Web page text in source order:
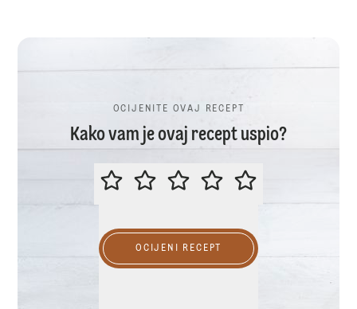
OCIJENITE OVAJ RECEPT
Kako vam je ovaj recept uspio?
OCIJENITE OVAJ RECEPT
OCIJENI RECEPT